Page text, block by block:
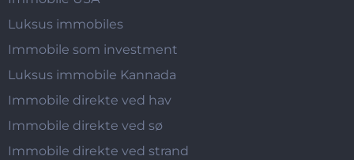
Luksus immobiles
Immobile som investment
Luksus immobile Kannada
Immobile direkte ved hav
Immobile direkte ved sø
Immobile direkte ved strand